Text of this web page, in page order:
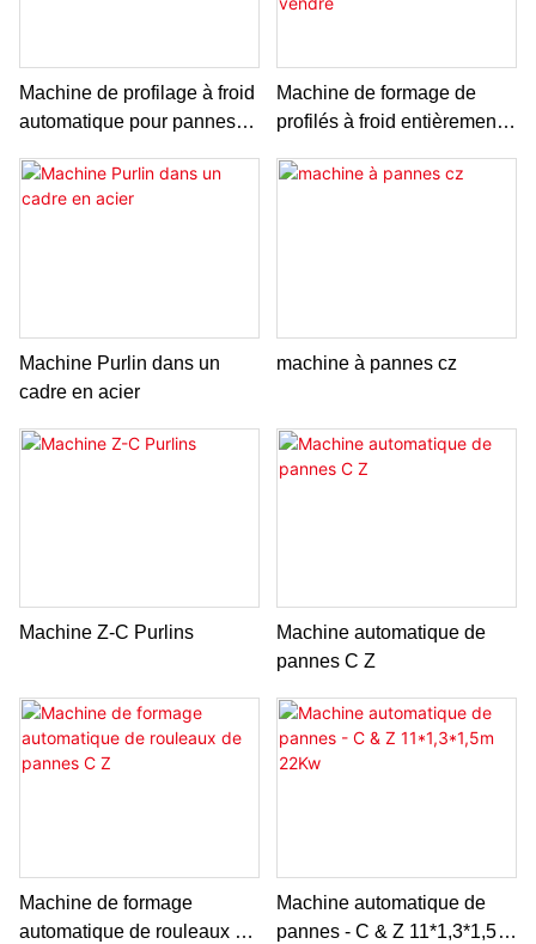
Machine de profilage à froid
automatique pour pannes
Machine de formage de
profilés à froid entièrement
et Z en acier de forme CZ à
Machine Purlin dans un
cadre en acier
machine à pannes cz
Machine Z-C Purlins
Machine automatique de
pannes C Z
Machine de formage
automatique de rouleaux de
Machine automatique de
pannes - C & Z 11*1,3*1,5m